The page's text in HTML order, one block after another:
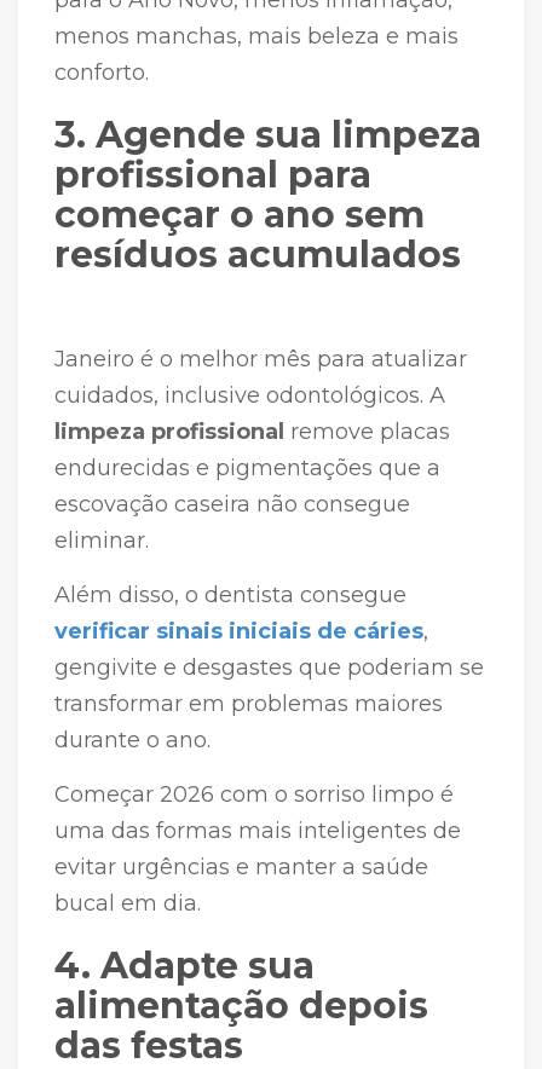
menos manchas, mais beleza e mais
conforto.
3. Agende sua limpeza
profissional para
começar o ano sem
resíduos acumulados
Janeiro é o melhor mês para atualizar
cuidados, inclusive odontológicos. A
limpeza profissional remove placas
endurecidas e pigmentações que a
escovação caseira não consegue
eliminar.
Além disso, o dentista consegue
verificar sinais iniciais de cáries,
gengivite e desgastes que poderiam se
transformar em problemas maiores
durante o ano.
Começar 2026 com o sorriso limpo é
uma das formas mais inteligentes de
evitar urgências e manter a saúde
bucal em dia.
4. Adapte sua
alimentação depois
das festas